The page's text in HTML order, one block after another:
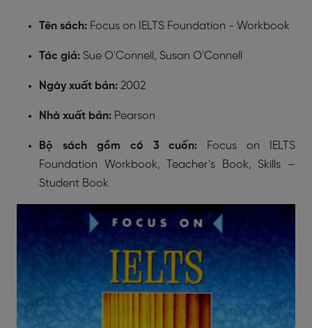
Tên sách: Focus on IELTS Foundation - Workbook
Tác giả: Sue O'Connell, Susan O'Connell
Ngày xuất bản: 2002
Nhà xuất bản: Pearson
Bộ sách gồm có 3 cuốn:
Focus on IELTS
Foundation Workbook, Teacher’s Book, Skills –
Student Book